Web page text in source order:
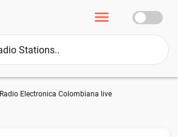
Radio Electronica Colombiana live